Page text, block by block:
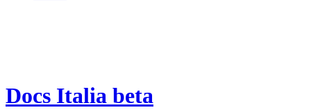
Docs Italia beta